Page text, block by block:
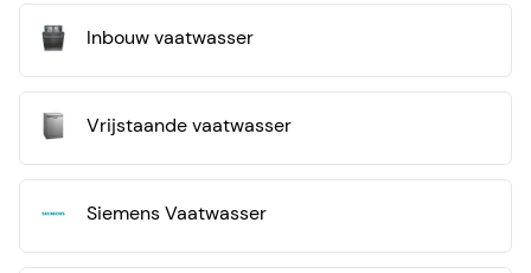
refurbished Vaatwasser verzamelen we ook consumenten
reviews, zodat je een weloverwogen keuze kunt maken bij je
aankoop.
Inbouw vaatwasser
Vrijstaande vaatwasser
Siemens Vaatwasser